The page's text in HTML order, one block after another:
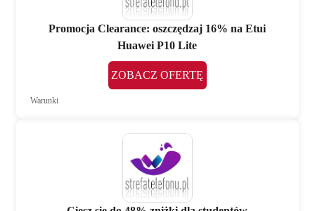
Promocja Clearance: oszczędzaj 16% na Etui
Huawei P10 Lite
ZOBACZ OFERTĘ
Warunki